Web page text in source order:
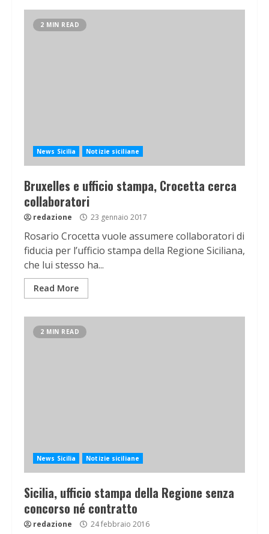
2 MIN READ
News Sicilia Notizie siciliane
Bruxelles e ufficio stampa, Crocetta cerca
collaboratori
redazione 23 gennaio 2017
Rosario Crocetta vuole assumere collaboratori di
fiducia per l’ufficio stampa della Regione Siciliana,
che lui stesso ha...
Read More
2 MIN READ
News Sicilia Notizie siciliane
Sicilia, ufficio stampa della Regione senza
concorso né contratto
redazione 24 febbraio 2016